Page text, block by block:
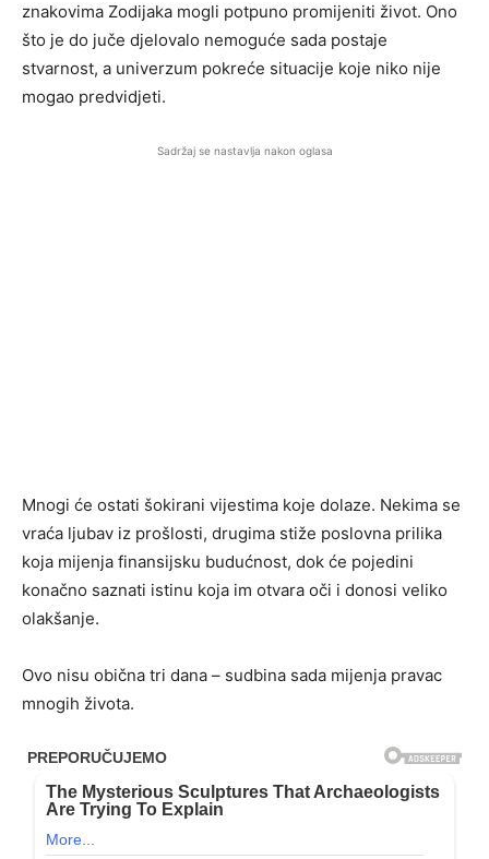
znakovima Zodijaka mogli potpuno promijeniti život. Ono
što je do juče djelovalo nemoguće sada postaje
stvarnost, a univerzum pokreće situacije koje niko nije
mogao predvidjeti.
Sadržaj se nastavlja nakon oglasa
Mnogi će ostati šokirani vijestima koje dolaze. Nekima se
vraća ljubav iz prošlosti, drugima stiže poslovna prilika
koja mijenja finansijsku budućnost, dok će pojedini
konačno saznati istinu koja im otvara oči i donosi veliko
olakšanje.
Ovo nisu obična tri dana – sudbina sada mijenja pravac
mnogih života.